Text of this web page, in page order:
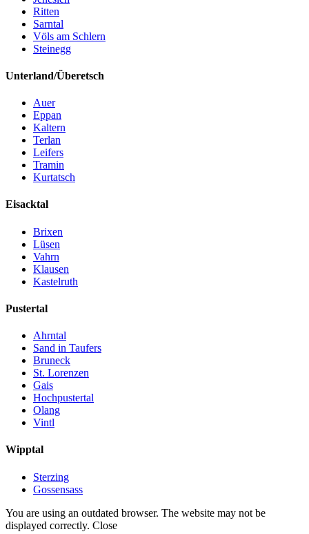
Ritten
Sarntal
Völs am Schlern
Steinegg
Unterland/Überetsch
Auer
Eppan
Kaltern
Terlan
Leifers
Tramin
Kurtatsch
Eisacktal
Brixen
Lüsen
Vahrn
Klausen
Kastelruth
Pustertal
Ahrntal
Sand in Taufers
Bruneck
St. Lorenzen
Gais
Hochpustertal
Olang
Vintl
Wipptal
Sterzing
Gossensass
You are using an outdated browser. The website may not be
displayed correctly. Close